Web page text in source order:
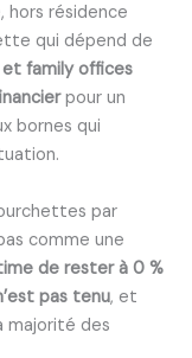
hors résidence
qui dépend de
et family offices
pour un
bornes qui
par
comme une
de rester à 0 %
pas tenu, et
majorité des